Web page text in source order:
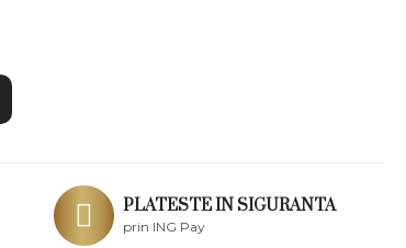
PLATESTE IN SIGURANTA
prin ING Pay